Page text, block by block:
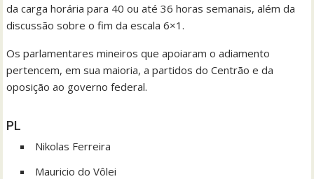
da carga horária para 40 ou até 36 horas semanais, além da
discussão sobre o fim da escala 6×1.
Os parlamentares mineiros que apoiaram o adiamento
pertencem, em sua maioria, a partidos do Centrão e da
oposição ao governo federal.
PL
Nikolas Ferreira
Mauricio do Vôlei